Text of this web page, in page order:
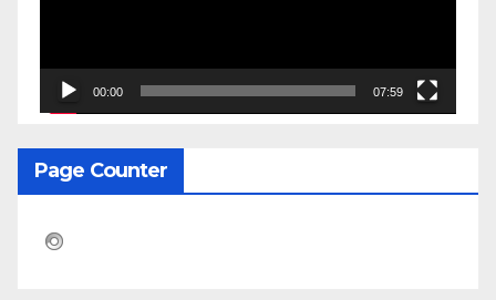
00:00 07:59
Page Counter